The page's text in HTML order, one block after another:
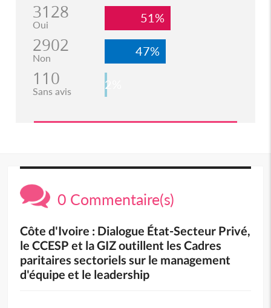
3128
Oui 51%
2902
Non 47%
110
Sans avis 2%
0 Commentaire(s)
Côte d'Ivoire : Dialogue État-Secteur Privé,
le CCESP et la GIZ outillent les Cadres
paritaires sectoriels sur le management
d'équipe et le leadership